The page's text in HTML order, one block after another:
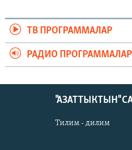
ТВ ПРОГРАММАЛАР
РАДИО ПРОГРАММАЛАР
"АЗАТТЫКТЫН"
Тилим - дилим